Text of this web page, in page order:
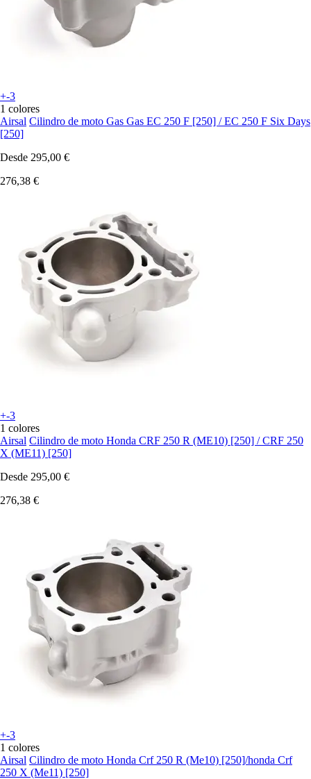
+-3
1 colores
Airsal Cilindro de moto Gas Gas EC 250 F [250] / EC 250 F Six Days
[250]
Desde 295,00 €
276,38 €
+-3
1 colores
Airsal Cilindro de moto Honda CRF 250 R (ME10) [250] / CRF 250
X (ME11) [250]
Desde 295,00 €
276,38 €
+-3
1 colores
Airsal Cilindro de moto Honda Crf 250 R (Me10) [250]/honda Crf
250 X (Me11) [250]